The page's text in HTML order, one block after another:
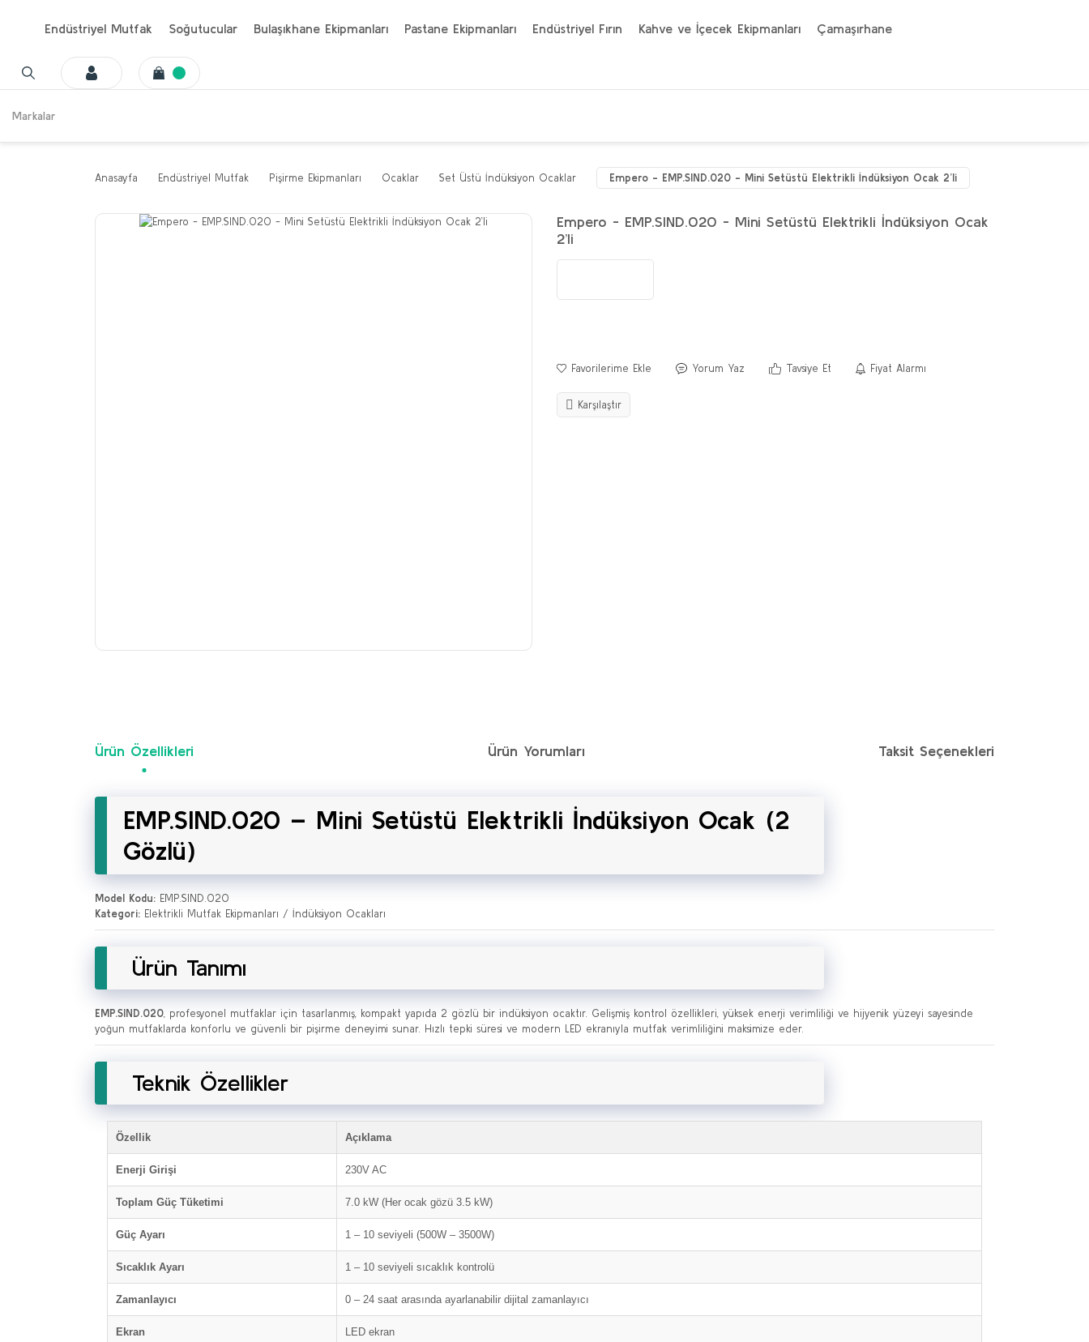
Endüstriyel Mutfak Soğutucular Bulaşıkhane Ekipmanları Pastane Ekipmanları Endüstriyel Fırın Kahve ve İçecek Ekipmanları Çamaşırhane
Markalar
Anasayfa Endüstriyel Mutfak Pişirme Ekipmanları Ocaklar Set Üstü İndüksiyon Ocaklar Empero - EMP.SIND.020 - Mini Setüstü Elektrikli İndüksiyon Ocak 2’li
Empero - EMP.SIND.020 - Mini Setüstü Elektrikli İndüksiyon Ocak
2’li
Yorum Yaz Tavsiye Et Fiyat Alarmı
Karşılaştır
Ürün Özellikleri Ürün Yorumları Taksit Seçenekleri
EMP.SIND.020 – Mini Setüstü Elektrikli İndüksiyon Ocak (2
Gözlü)
Model Kodu: EMP.SIND.020
Kategori: Elektrikli Mutfak Ekipmanları / İndüksiyon Ocakları
Ürün Tanımı
EMP.SIND.020, profesyonel mutfaklar için tasarlanmış, kompakt yapıda 2 gözlü bir indüksiyon ocaktır. Gelişmiş kontrol özellikleri, yüksek enerji verimliliği ve hijyenik yüzeyi sayesinde
yoğun mutfaklarda konforlu ve güvenli bir pişirme deneyimi sunar. Hızlı tepki süresi ve modern LED ekranıyla mutfak verimliliğini maksimize eder.
Teknik Özellikler
Özellik Açıklama
Enerji Girişi 230V AC
Toplam Güç Tüketimi 7.0 kW (Her ocak gözü 3.5 kW)
Güç Ayarı 1 – 10 seviyeli (500W – 3500W)
Sıcaklık Ayarı 1 – 10 seviyeli sıcaklık kontrolü
Zamanlayıcı 0 – 24 saat arasında ayarlanabilir dijital zamanlayıcı
Ekran LED ekran